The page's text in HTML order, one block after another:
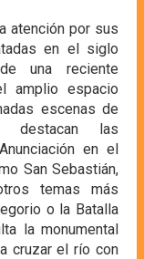
atención por sus
en el siglo
una reciente
amplio espacio
escenas de
las
en el
San Sebastián,
temas más
o la Batalla
la monumental
cruzar el río con